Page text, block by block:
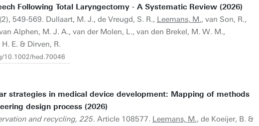
Following Total Laryngectomy - A Systematic Review (2026)
549-569. Dullaart, M. J., de Vreugd, S. R., Leemans, M., van Son, R.,
Alphen, M. J. A., van der Molen, L., van den Brekel, M. W. M.,
E. & Dirven, R.
10.1002/hed.70046
strategies in medical device development: Mapping of methods
design process (2026)
and recycling, 225. Article 108577. Leemans, M., de Koeijer, B. &